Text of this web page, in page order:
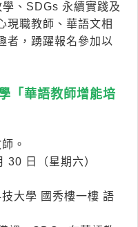
、SDGs 永續實踐及
現職教師、華語文相
者，踴躍報名參加以
「華語教師增能培
。
30 日（星期六）
技大學 國秀樓一樓 語